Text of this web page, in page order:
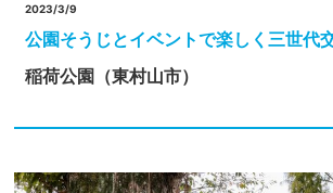
2023/3/9
公園そうじとイベントで楽しく三世代
稲荷公園（東村山市）